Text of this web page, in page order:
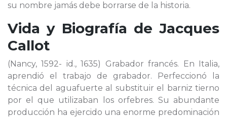
su nombre jamás debe borrarse de la historia.
Vida y Biografía de Jacques
Callot
(Nancy, 1592- id., 1635) Grabador francés. En Italia,
aprendió el trabajo de grabador. Perfeccionó la
técnica del aguafuerte al substituir el barniz tierno
por el que utilizaban los orfebres. Su abundante
producción ha ejercido una enorme predominación